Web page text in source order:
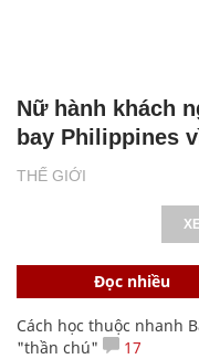
THẾ GIỚI
Nữ hành khách
bay Philippines
Đọc nhiều
Cách học thuộc nhanh
"thần chú"
17